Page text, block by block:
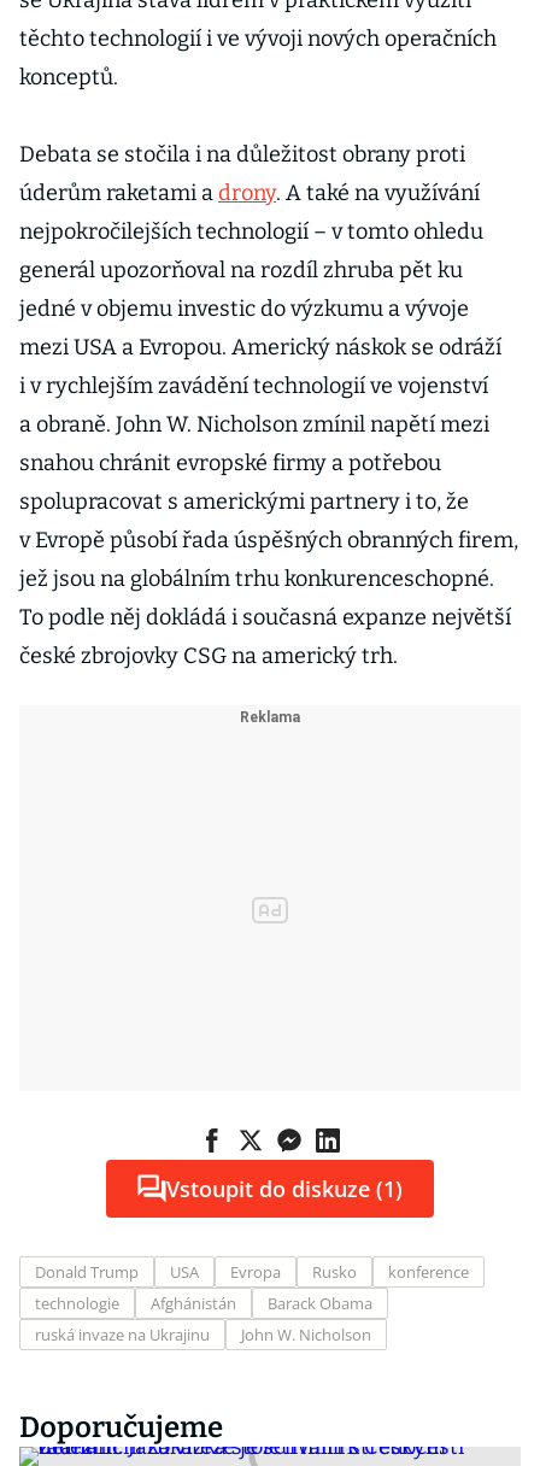
těchto technologií i ve vývoji nových operačních
konceptů.
Debata se stočila i na důležitost obrany proti
úderům raketami adrony. A také na využívání
nejpokročilejších technologií – v tomto ohledu
generál upozorňoval na rozdíl zhruba pět ku
jedné v objemu investic do výzkumu a vývoje
mezi USA a Evropou. Americký náskok se odráží
i v rychlejším zavádění technologií ve vojenství
a obraně. John W. Nicholson zmínil napětí mezi
snahou chránit evropské firmy a potřebou
spolupracovat s americkými partnery i to, že
v Evropě působí řada úspěšných obranných firem,
jež jsou na globálním trhu konkurenceschopné.
To podle něj dokládá i současná expanze největší
české zbrojovky CSG na americký trh.
Vstoupit do diskuze (1)
Donald Trump USA Evropa Rusko
konference
technologie
Afghánistán
Barack Obama
ruská invaze na Ukrajinu
John W. Nicholson
Doporučujeme